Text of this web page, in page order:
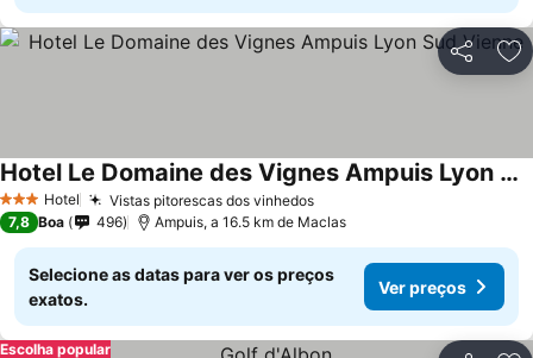
Partilhar
3 EstrelasHotel Vistas pitorescas dos vinhedos
Hotel Le Domaine des Vignes Ampuis Lyon Sud Vienne
7,8 Boa 496 Ampuis, a 16.5 km de Maclas
Selecione as datas para ver os preços
exatos.
Ver preços
Escolha popular